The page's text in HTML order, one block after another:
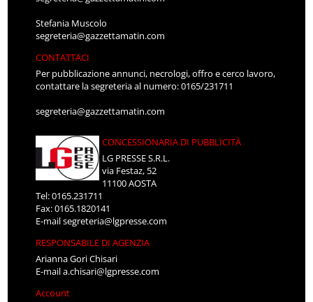
Stefania Muscolo
segreteria@gazzettamatin.com
CONTATTACI
Per pubblicazione annunci, necrologi, offro e cerco lavoro,
contattare la segreteria al numero: 0165/231711
segreteria@gazzettamatin.com
CONCESSIONARIA DI PUBBLICITÀ
LG PRESSE S.R.L.
via Festaz, 52
11100 AOSTA
Tel: 0165.231711
Fax: 0165.1820141
E-mailsegreteria@lgpresse.com
RESPONSABILE DI AGENZIA
Arianna Gori Chisari
E-maila.chisari@lgpresse.com
Account